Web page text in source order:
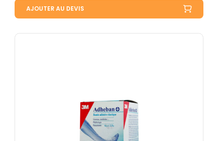
AJOUTER AU DEVIS